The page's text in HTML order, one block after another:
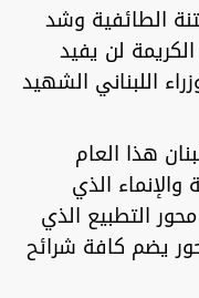
الطائفية وشد
لن يفيد
اللبناني الشهيد
هذا العام
الذي
التطبيع الذي
يضم كافة شرائح